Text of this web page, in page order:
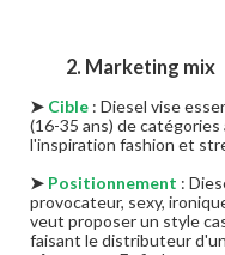
2. Marketing mix
➤ Cible : Diesel vise
(16-35 ans) de catégories
l'inspiration fashion et
➤ Positionnement :
provocateur, sexy,
veut proposer un style
faisant le distributeur